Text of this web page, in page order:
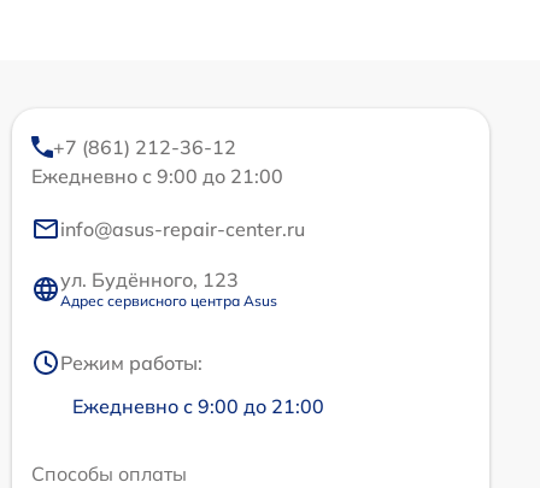
+7 (861) 212-36-12
Ежедневно с 9:00 до 21:00
info@asus-repair-center.ru
ул. Будённого, 123
Адрес сервисного центра Asus
Режим работы:
Ежедневно с 9:00 до 21:00
Способы оплаты